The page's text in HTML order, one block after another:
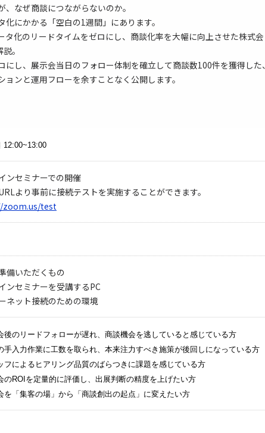
、なぜ商談につながらないのか。
化にかかる「空白の1週間」にあります。
タ化のリードタイムをゼロにし、商談化率を大幅に向上させた株式会
。
にし、展示会当日のフォロー体制を確立して商談数100件を獲得した、
ンと運用フローを余すことなく公開します。
12:00~13:00
ンセミナーでの開催
より事前に接続テストを実施することができます。
test
備いただくもの
ンセミナーを受講するPC
ネット接続のための環境
後のリードフォローが遅れ、商談機会を逃していると感じている方
手入力作業に工数を取られ、本来注力すべき施策が後回しになっている方
フによるヒアリング品質のばらつきに課題を感じている方
のROIを定量的に評価し、出展判断の精度を上げたい方
を「集客の場」から「商談創出の起点」に変えたい方